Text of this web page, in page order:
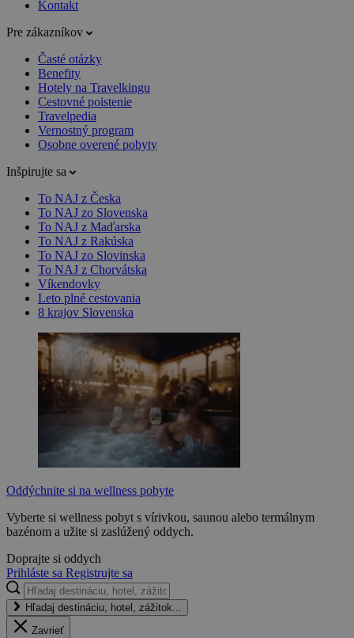
Kontakt
Pre zákazníkov
Časté otázky
Benefity
Hotely na Travelkingu
Cestovné poistenie
Travelpedia
Vernostný program
Osobne overené pobyty
Inšpirujte sa
To NAJ z Česka
To NAJ zo Slovenska
To NAJ z Maďarska
To NAJ z Rakúska
To NAJ zo Slovinska
To NAJ z Chorvátska
Víkendovky
Leto plné cestovania
8 krajov Slovenska
Oddýchnite si na wellness pobyte
Vyberte si wellness pobyt s vírivkou, saunou alebo termálnym
bazénom a užite si zaslúžený oddych.
Doprajte si oddych
Prihláste sa Registrujte sa
Hľadaj destináciu, hotel, zážitok...
Zavrieť